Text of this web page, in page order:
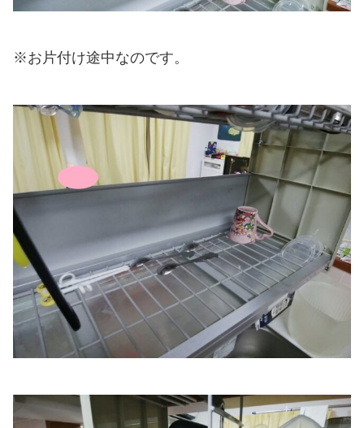
※お片付け途中なのです。